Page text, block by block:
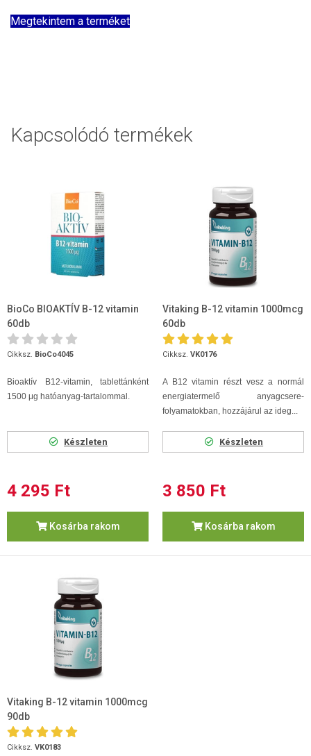
Megtekintem a terméket
Kapcsolódó termékek
BioCo BIOAKTÍV B-12 vitamin
60db
Cikksz. BioCo4045
Bioaktív B12-vitamin, tablettánként
1500 μg hatóanyag-tartalommal.
Készleten
4 295 Ft
Kosárba rakom
Vitaking B-12 vitamin 1000mcg
60db
Cikksz. VK0176
A B12 vitamin részt vesz a normál
energiatermelő anyagcsere-
folyamatokban, hozzájárul az ideg...
Készleten
3 850 Ft
Kosárba rakom
Vitaking B-12 vitamin 1000mcg
90db
Cikksz. VK0183